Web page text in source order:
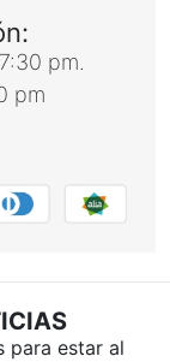
pm.
pm
para estar al